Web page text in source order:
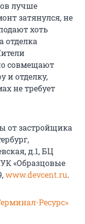
лучше
затянулся, не
хоть
отделка
совмещают
и отделку,
не требует
от застройщика
д.1, БЦ
«Образцовые
www.devcent.ru.
Ресурс»